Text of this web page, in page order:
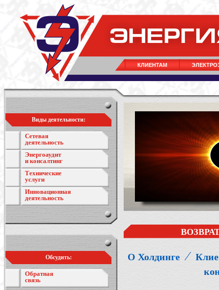
КЛИЕНТАМ
Виды деятельности:
Сетевая
деятельность
Энергоаудит
и консалтинг
Технические
услуги
Инновационная
деятельность
Обсудить:
Обратная
связь
О Холдинге ⁄